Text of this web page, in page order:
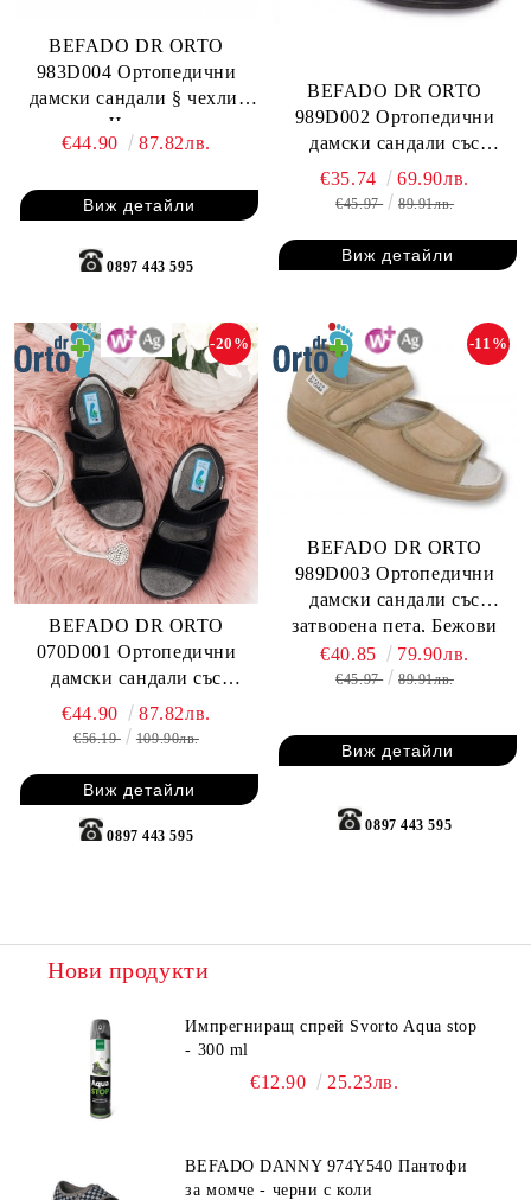
BEFADO DR ORTO
983D004 Ортопедични
дамски сандали § чехли,
Черни
€44.90
87.82лв.
Виж детайли
0897 443 595
BEFADO DR ORTO
989D002 Ортопедични
дамски сандали със
затворена пета, Сини
€35.74 69.90лв.
€45.97 89.91лв.
Виж детайли
BEFADO DR ORTO
070D001 Ортопедични
дамски сандали със
затворена пета, черни
-20%
€44.90 87.82лв.
€56.19 109.90лв.
Виж детайли
0897 443 595
BEFADO DR ORTO
989D003 Ортопедични
дамски сандали със
затворена пета, Бежови
-11%
€40.85 79.90лв.
€45.97 89.91лв.
Виж детайли
0897 443 595
Нови продукти
Импрегниращ спрей Svorto Aqua stop
- 300 ml
€12.90 25.23лв.
BEFADO DANNY 974Y540 Пантофи
за момче - черни с коли